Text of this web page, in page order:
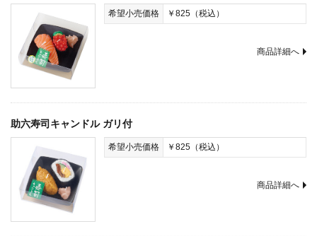
希望小売価格 ￥825（税込）
商品詳細へ
助六寿司キャンドル ガリ付
希望小売価格 ￥825（税込）
商品詳細へ